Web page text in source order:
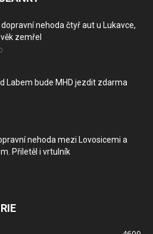
nehoda čtyř aut u Lukavce,
zemřel
Labem bude MHD jezdit zdarma
nehoda mezi Lovosicemi a
Přiletěl i vrtulník